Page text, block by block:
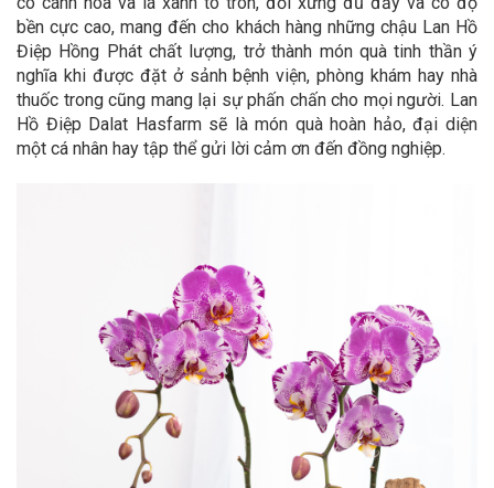
bền cực cao, mang đến cho khách hàng những chậu Lan Hồ
Điệp Hồng Phát chất lượng, trở thành món quà tinh thần ý
nghĩa khi được đặt ở sảnh bệnh viện, phòng khám hay nhà
thuốc trong cũng mang lại sự phấn chấn cho mọi người. Lan
Hồ Điệp Dalat Hasfarm sẽ là món quà hoàn hảo, đại diện
một cá nhân hay tập thể gửi lời cảm ơn đến đồng nghiệp.